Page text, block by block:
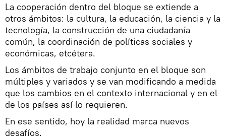
La cooperación dentro del bloque se extiende a
otros ámbitos: la cultura, la educación, la ciencia y la
tecnología, la construcción de una ciudadanía
común, la coordinación de políticas sociales y
económicas, etcétera.
Los ámbitos de trabajo conjunto en el bloque son
múltiples y variados y se van modificando a medida
que los cambios en el contexto internacional y en el
de los países así lo requieren.
En ese sentido, hoy la realidad marca nuevos
desafíos.